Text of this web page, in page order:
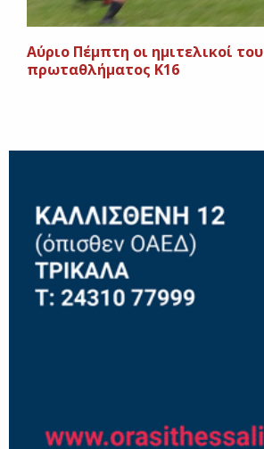
Aύριο Πέμπτη οι ημιτελικοί του
πρωταθλήματος Κ16